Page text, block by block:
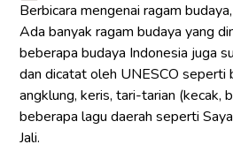
Berbicara mengenai ragam
Ada banyak ragam budaya yang
beberapa budaya Indonesia juga
dan dicatat oleh UNESCO seperti
angklung, keris, tari-tarian (kecak,
beberapa lagu daerah seperti
Jali.